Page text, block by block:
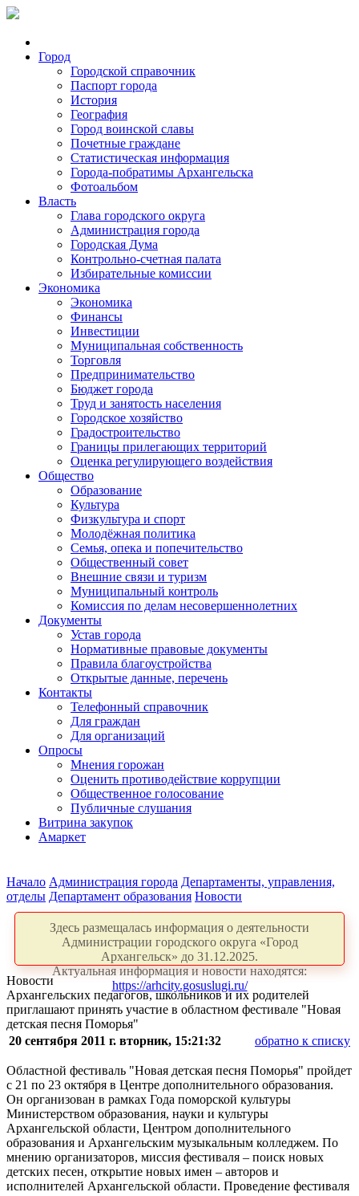
Город
Городской справочник
Паспорт города
История
География
Город воинской славы
Почетные граждане
Статистическая информация
Города-побратимы Архангельска
Фотоальбом
Власть
Глава городского округа
Администрация города
Городская Дума
Контрольно-счетная палата
Избирательные комиссии
Экономика
Экономика
Финансы
Инвестиции
Муниципальная собственность
Торговля
Предпринимательство
Бюджет города
Труд и занятость населения
Городское хозяйство
Градостроительство
Границы прилегающих территорий
Оценка регулирующего воздействия
Общество
Образование
Культура
Физкультура и спорт
Молодёжная политика
Семья, опека и попечительство
Общественный совет
Внешние связи и туризм
Муниципальный контроль
Комиссия по делам несовершеннолетних
Документы
Устав города
Нормативные правовые документы
Правила благоустройства
Открытые данные, перечень
Контакты
Телефонный справочник
Для граждан
Для организаций
Опросы
Мнения горожан
Оценить противодействие коррупции
Общественное голосование
Публичные слушания
Витрина закупок
Амаркет
Начало Администрация города Департаменты, управления,
отделы Департамент образования Новости
Здесь размещалась информация о деятельности
Администрации городского округа «Город
Архангельск» до 31.12.2025.
Актуальная информация и новости находятся:
https://arhcity.gosuslugi.ru/
Новости
Архангельских педагогов, школьников и их родителей
приглашают принять участие в областном фестивале "Новая
детская песня Поморья"
20 сентября 2011 г. вторник, 15:21:32
обратно к списку
Областной фестиваль "Новая детская песня Поморья" пройдет
с 21 по 23 октября в Центре дополнительного образования.
Он организован в рамках Года поморской культуры
Министерством образования, науки и культуры
Архангельской области, Центром дополнительного
образования и Архангельским музыкальным колледжем. По
мнению организаторов, миссия фестиваля – поиск новых
детских песен, открытие новых имен – авторов и
исполнителей Архангельской области. Проведение фестиваля